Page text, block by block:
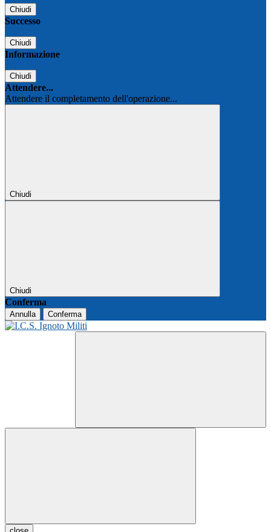
Chiudi
Successo
Chiudi
Informazione
Chiudi
Attendere...
Attendere il completamento dell'operazione...
Chiudi
Chiudi
Conferma
Annulla Conferma